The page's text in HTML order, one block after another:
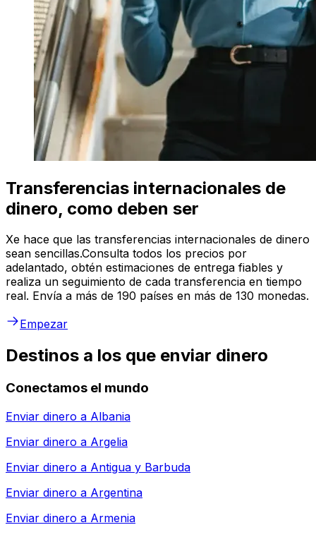
Transferencias internacionales de
dinero, como deben ser
Xe hace que las transferencias internacionales de dinero
sean sencillas.Consulta todos los precios por
adelantado, obtén estimaciones de entrega fiables y
realiza un seguimiento de cada transferencia en tiempo
real. Envía a más de 190 países en más de 130 monedas.
Empezar
Destinos a los que enviar dinero
Conectamos el mundo
Enviar dinero a Albania
Enviar dinero a Argelia
Enviar dinero a Antigua y Barbuda
Enviar dinero a Argentina
Enviar dinero a Armenia